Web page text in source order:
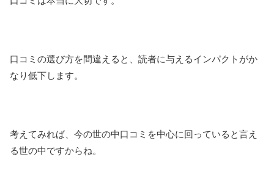
口コミの選び方を間違えると、読者に与えるインパクトがか
なり低下します。
考えてみれば、今の世の中口コミを中心に回っていると言え
る世の中ですからね。